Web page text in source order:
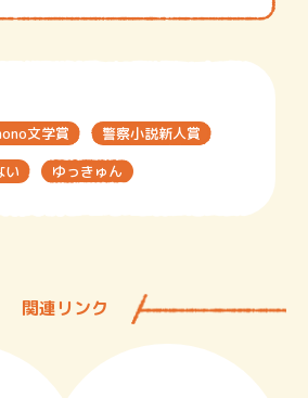
文学賞
警察小説新人賞
い
ゆっきゅん
関連リンク